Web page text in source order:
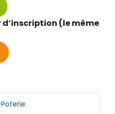
(le même